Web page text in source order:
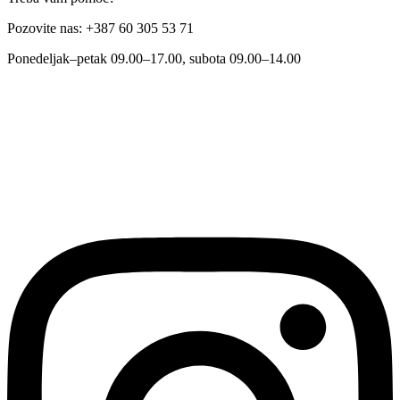
Pozovite nas: +387 60 305 53 71
Ponedeljak–petak 09.00–17.00, subota 09.00–14.00